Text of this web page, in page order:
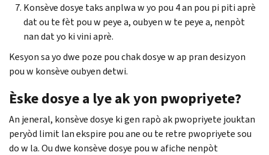
Konsève dosye taks anplwa w yo pou 4 an pou pi piti aprè
dat ou te fèt pou w peye a, oubyen w te peye a, nenpòt
nan dat yo ki vini aprè.
Kesyon sa yo dwe poze pou chak dosye w ap pran desizyon
pou w konsève oubyen detwi.
Èske dosye a lye ak yon pwopriyete?
An jeneral, konsève dosye ki gen rapò ak pwopriyete jouktan
peryòd limit lan ekspire pou ane ou te retre pwopriyete sou
do w la. Ou dwe konsève dosye pou w afiche nenpòt